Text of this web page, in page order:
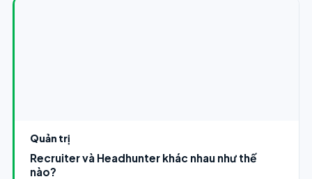
Quản trị
Recruiter và Headhunter khác nhau như thế
nào?